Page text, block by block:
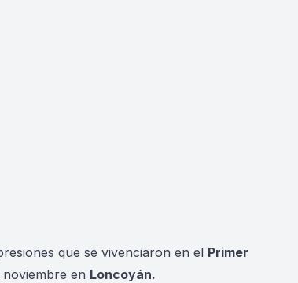
que se vivenciaron en el Primer
en Loncoyán.